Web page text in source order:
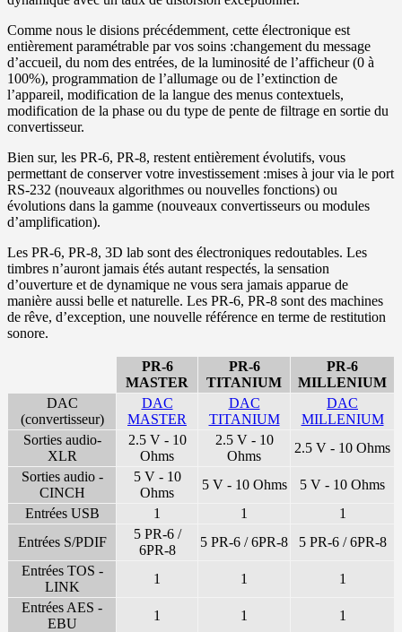
Comme nous le disions précédemment, cette électronique est
entièrement paramétrable par vos soins :changement du message
d’accueil, du nom des entrées, de la luminosité de l’afficheur (0 à
100%), programmation de l’allumage ou de l’extinction de
l’appareil, modification de la langue des menus contextuels,
modification de la phase ou du type de pente de filtrage en sortie du
convertisseur.
Bien sur, les PR-6, PR-8, restent entièrement évolutifs, vous
permettant de conserver votre investissement :mises à jour via le port
RS-232 (nouveaux algorithmes ou nouvelles fonctions) ou
évolutions dans la gamme (nouveaux convertisseurs ou modules
d’amplification).
Les PR-6, PR-8, 3D lab sont des électroniques redoutables. Les
timbres n’auront jamais étés autant respectés, la sensation
d’ouverture et de dynamique ne vous sera jamais apparue de
manière aussi belle et naturelle. Les PR-6, PR-8 sont des machines
de rêve, d’exception, une nouvelle référence en terme de restitution
sonore.
PR-6
MASTER
PR-6
TITANIUM
PR-6
MILLENIUM
DAC
(convertisseur)
DAC
MASTER
DAC
TITANIUM
DAC
MILLENIUM
Sorties audio-
XLR
2.5 V - 10
Ohms
2.5 V - 10
Ohms
2.5 V - 10 Ohms
Sorties audio -
CINCH
5 V - 10
Ohms
5 V - 10 Ohms
5 V - 10 Ohms
Entrées USB
1 1
1
Entrées S/PDIF
5 PR-6 /
6PR-8
5 PR-6 / 6PR-8
5 PR-6 / 6PR-8
Entrées TOS -
LINK
1 1
1
Entrées AES -
EBU
1 1
1